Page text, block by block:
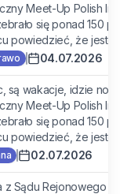
Meet-Up Polish
się ponad 150
powiedzieć, że
04.07.2026
są wakacje, idzie
Meet-Up Polish
się ponad 150
powiedzieć, że
02.07.2026
Sądu Rejonowego w